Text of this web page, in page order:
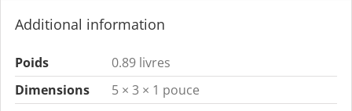
Additional information
Poids
0.89 livres
Dimensions
5 × 3 × 1 pouce